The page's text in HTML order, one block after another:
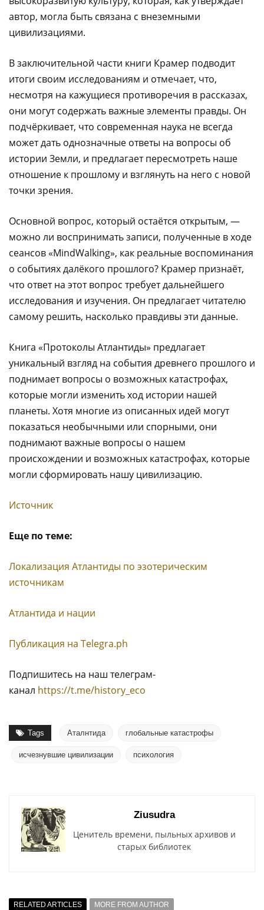
автор, могла быть связана с внеземными
цивилизациями.
В заключительной части книги Крамер подводит
итоги своим исследованиям и отмечает, что,
несмотря на кажущиеся противоречия в рассказах,
они могут содержать важные элементы правды. Он
подчёркивает, что современная наука не всегда
может дать однозначные ответы на вопросы об
истории Земли, и предлагает пересмотреть наше
отношение к прошлому и взглянуть на него с новой
точки зрения.
Основной вопрос, который остаётся открытым, —
можно ли воспринимать записи, полученные в ходе
сеансов «MindWalking», как реальные воспоминания
о событиях далёкого прошлого? Крамер признаёт,
что ответ на этот вопрос требует дальнейшего
исследования и изучения. Он предлагает читателю
самому решить, насколько правдивы эти данные.
Книга «Протоколы Атлантиды» предлагает
уникальный взгляд на события древнего прошлого и
поднимает вопросы о возможных катастрофах,
которые могли изменить ход истории нашей
планеты. Хотя многие из описанных идей могут
показаться необычными или спорными, они
поднимают важные вопросы о нашем
происхождении и возможных катастрофах, которые
могли сформировать нашу цивилизацию.
Источник
Еще по теме:
Локализация Атлантиды по эзотерическим
источникам
Атлантида и нации
Публикация на Тelegra.ph
Подпишитесь на наш телеграм-
канал https://t.me/history_eco
Tags Аталнтида глобальные катастрофы
исчезнувшие цивилизации психология
Ziusudra
Ценитель времени, пыльных архивов и
старых библиотек
RELATED ARTICLES
MORE FROM AUTHOR